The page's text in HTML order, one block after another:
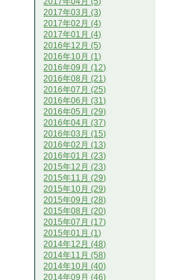
2017年03月 (3)
2017年02月 (4)
2017年01月 (4)
2016年12月 (5)
2016年10月 (1)
2016年09月 (12)
2016年08月 (21)
2016年07月 (25)
2016年06月 (31)
2016年05月 (29)
2016年04月 (37)
2016年03月 (15)
2016年02月 (13)
2016年01月 (23)
2015年12月 (23)
2015年11月 (29)
2015年10月 (29)
2015年09月 (28)
2015年08月 (20)
2015年07月 (17)
2015年01月 (1)
2014年12月 (48)
2014年11月 (58)
2014年10月 (40)
2014年09月 (46)